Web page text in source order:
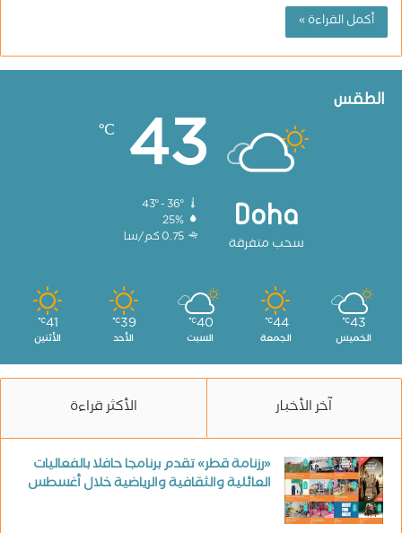
أكمل القراءة »
الطقس
Doha
سحب متفرقة
43
℃
25%
0.75 كم/سا
43
℃
الخميس
44
℃
الجمعة
40
℃
السبت
39
℃
الأحد
41
℃
الأثنين
آخر الأخبار الأكثر قراءة
«رزنامة قطر» تقدم برنامجا حافلا بالفعاليات
العائلية والثقافية والرياضية خلال أغسطس